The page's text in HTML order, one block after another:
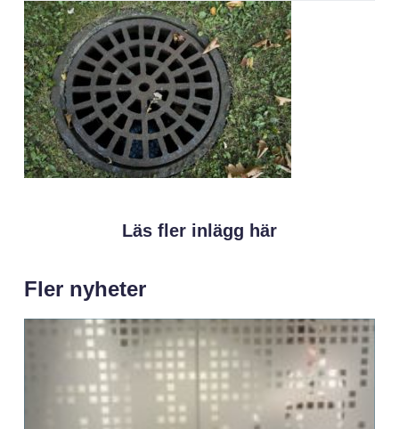
Läs fler inlägg här
Fler nyheter